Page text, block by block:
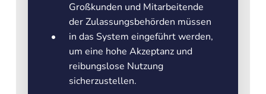
Großkunden und Mitarbeitende
der Zulassungsbehörden müssen
in das System eingeführt werden,
um eine hohe Akzeptanz und
reibungslose Nutzung
sicherzustellen.